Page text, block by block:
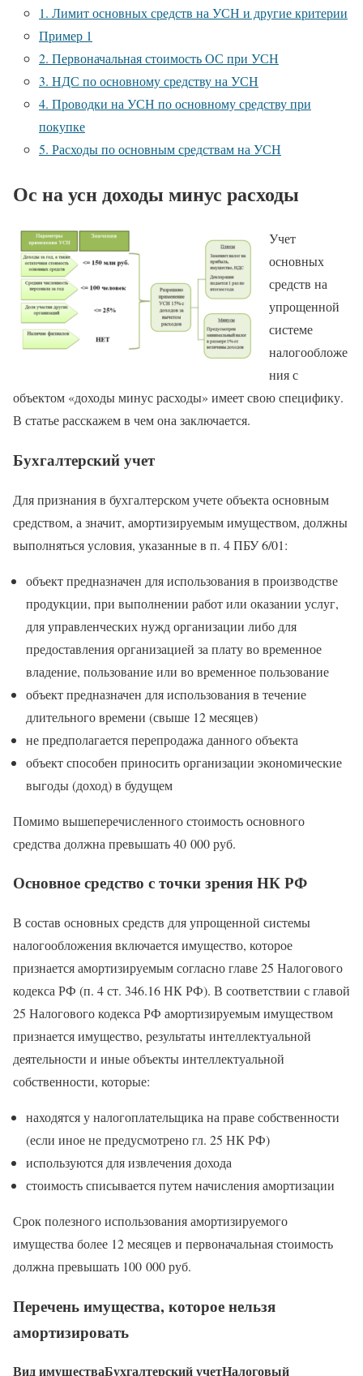
1. Лимит основных средств на УСН и другие критерии
Пример 1
2. Первоначальная стоимость ОС при УСН
3. НДС по основному средству на УСН
4. Проводки на УСН по основному средству при
покупке
5. Расходы по основным средствам на УСН
Ос на усн доходы минус расходы
Учет
основных
средств на
упрощенной
системе
налогообложе
ния с
объектом «доходы минус расходы» имеет свою специфику.
В статье расскажем в чем она заключается.
Бухгалтерский учет
Для признания в бухгалтерском учете объекта основным
средством, а значит, амортизируемым имуществом, должны
выполняться условия, указанные в п. 4 ПБУ 6/01:
объект предназначен для использования в производстве
продукции, при выполнении работ или оказании услуг,
для управленческих нужд организации либо для
предоставления организацией за плату во временное
владение, пользование или во временное пользование
объект предназначен для использования в течение
длительного времени (свыше 12 месяцев)
не предполагается перепродажа данного объекта
объект способен приносить организации экономические
выгоды (доход) в будущем
Помимо вышеперечисленного стоимость основного
средства должна превышать 40 000 руб.
Основное средство с точки зрения НК РФ
В состав основных средств для упрощенной системы
налогообложения включается имущество, которое
признается амортизируемым согласно главе 25 Налогового
кодекса РФ (п. 4 ст. 346.16 НК РФ). В соответствии с главой
25 Налогового кодекса РФ амортизируемым имуществом
признается имущество, результаты интеллектуальной
деятельности и иные объекты интеллектуальной
собственности, которые:
находятся у налогоплательщика на праве собственности
(если иное не предусмотрено гл. 25 НК РФ)
используются для извлечения дохода
стоимость списывается путем начисления амортизации
Срок полезного использования амортизируемого
имущества более 12 месяцев и первоначальная стоимость
должна превышать 100 000 руб.
Перечень имущества, которое нельзя
амортизировать
Вид имуществаБухгалтерский учетНалоговый